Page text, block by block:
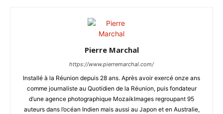
Pierre Marchal
https://www.pierremarchal.com/
Installé à la Réunion depuis 28 ans. Après avoir exercé onze ans
comme journaliste au Quotidien de la Réunion, puis fondateur
d’une agence photographique MozaikImages regroupant 95
auteurs dans l’océan Indien mais aussi au Japon et en Australie,